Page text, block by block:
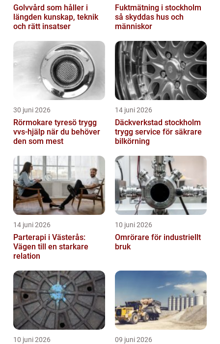
Golvvård som håller i
längden kunskap, teknik
och rätt insatser
Fuktmätning i stockholm
så skyddas hus och
människor
30 juni 2026
Rörmokare tyresö trygg
vvs-hjälp när du behöver
den som mest
14 juni 2026
Däckverkstad stockholm
trygg service för säkrare
bilkörning
14 juni 2026
Parterapi i Västerås:
Vägen till en starkare
relation
10 juni 2026
Omrörare för industriellt
bruk
10 juni 2026 09 juni 2026